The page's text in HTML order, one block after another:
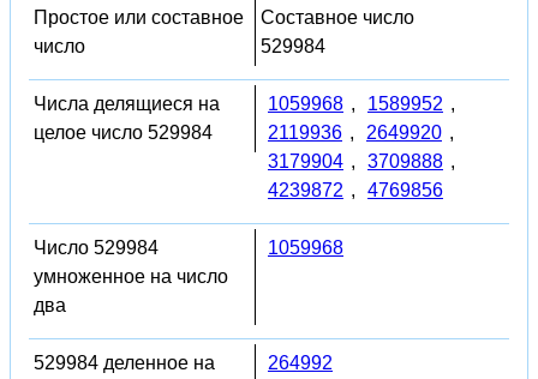
Простое или составное
число
Составное число
529984
Числа делящиеся на
целое число 529984
1059968 , 1589952 ,
2119936 , 2649920 ,
3179904 , 3709888 ,
4239872 , 4769856
Число 529984
умноженное на число
два
1059968
529984 деленное на
264992